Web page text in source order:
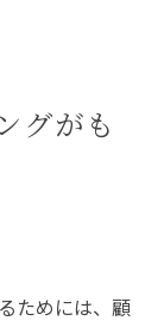
グがも
ためには、顧